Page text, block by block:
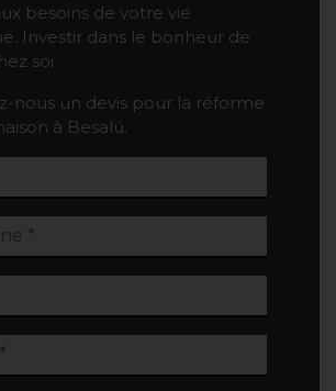
besoins de votre vie
Investir dans le bonheur de
soi.
nous un devis pour la réforme
à Besalú.